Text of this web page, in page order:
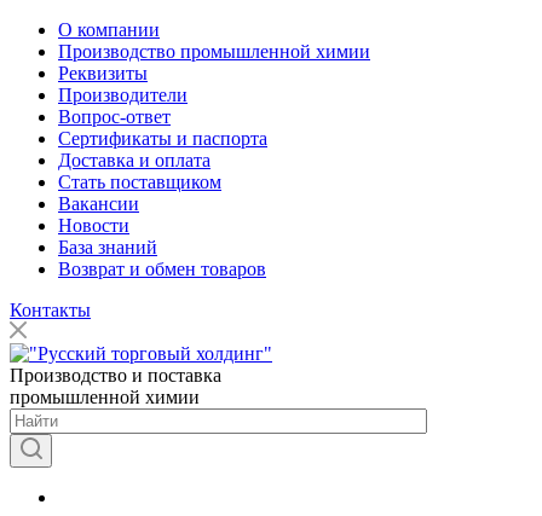
О компании
Производство промышленной химии
Реквизиты
Производители
Вопрос-ответ
Сертификаты и паспорта
Доставка и оплата
Стать поставщиком
Вакансии
Новости
База знаний
Возврат и обмен товаров
Контакты
Производство и поставка
промышленной химии